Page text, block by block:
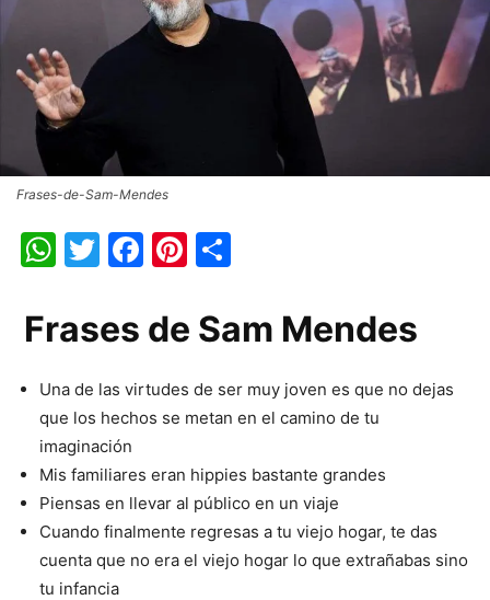
Frases-de-Sam-Mendes
WhatsApp
Twitter
Facebook
Pinterest
Frases de Sam Mendes
Una de las virtudes de ser muy joven es que no dejas
que los hechos se metan en el camino de tu
imaginación
Mis familiares eran hippies bastante grandes
Piensas en llevar al público en un viaje
Cuando finalmente regresas a tu viejo hogar, te das
cuenta que no era el viejo hogar lo que extrañabas sino
tu infancia